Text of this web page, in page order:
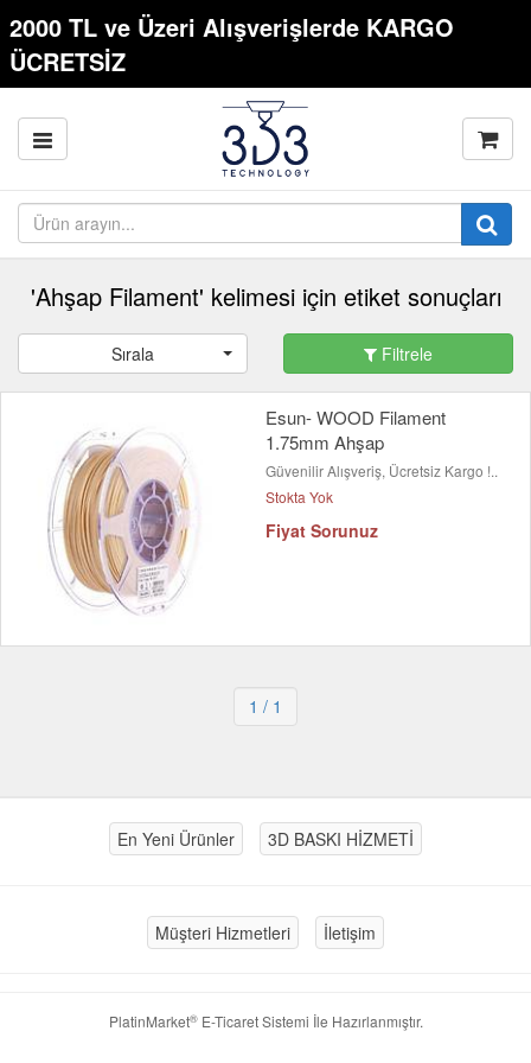
2000 TL ve Üzeri Alışverişlerde KARGO
ÜCRETSİZ
'Ahşap Filament' kelimesi için etiket sonuçları
Sırala Filtrele
Esun- WOOD Filament
1.75mm Ahşap
Güvenilir Alışveriş, Ücretsiz Kargo !..
Stokta Yok
Fiyat Sorunuz
1 / 1
En Yeni Ürünler 3D BASKI HİZMETİ
Müşteri Hizmetleri İletişim
PlatinMarket®E-Ticaret Sistemi İle Hazırlanmıştır.